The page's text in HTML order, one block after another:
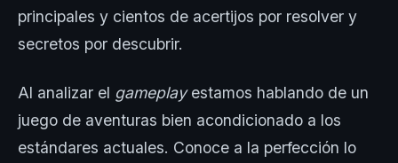
principales y cientos de acertijos por resolver y
secretos por descubrir.
Al analizar el gameplayestamos hablando de un
juego de aventuras bien acondicionado a los
estándares actuales. Conoce a la perfección lo